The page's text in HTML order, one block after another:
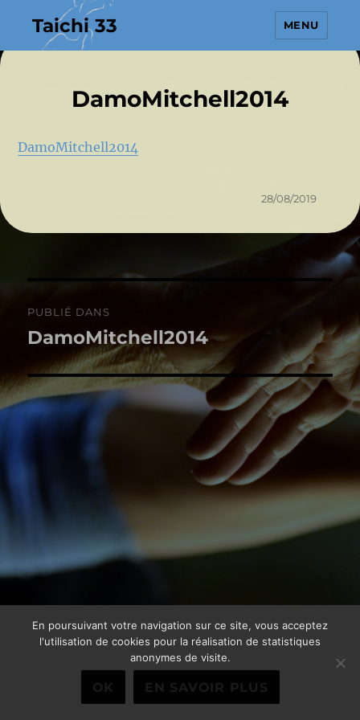
Taichi 33 MENU
DamoMitchell2014
DamoMitchell2014
Publié
28/08/2019
de
l’article
PUBLIÉ DANS
DamoMitchell2014
En poursuivant votre navigation sur ce site, vous acceptez
l'utilisation de cookies pour la réalisation de statistiques
anonymes de visite.
OK EN SAVOIR PLUS